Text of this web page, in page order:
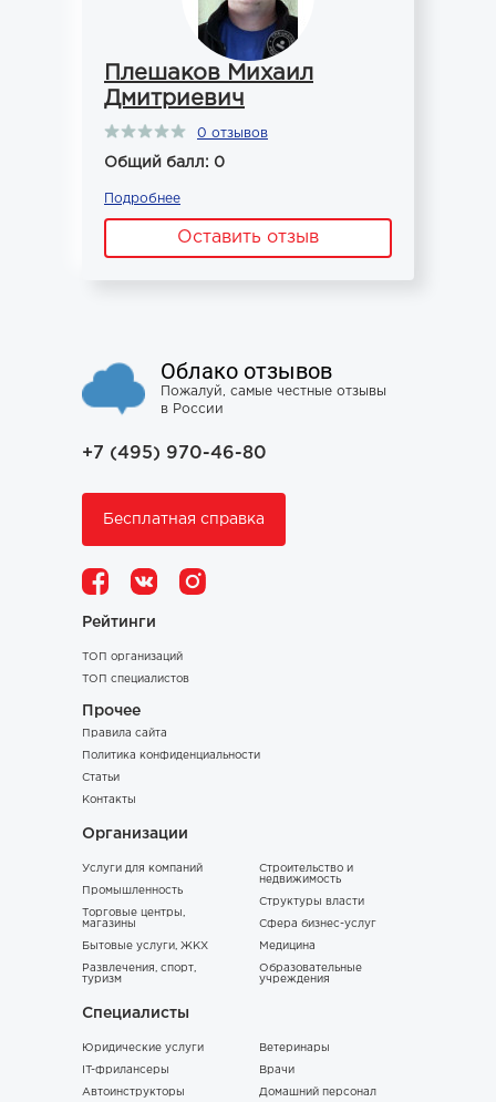
Плешаков Михаил
Дмитриевич
0 отзывов
Общий балл: 0
Подробнее
Оставить отзыв
Облако отзывов
Пожалуй, самые честные отзывы
в России
+7 (495) 970-46-80
Бесплатная справка
Рейтинги
ТОП организаций
ТОП специалистов
Прочее
Правила сайта
Политика конфиденциальности
Статьи
Контакты
Организации
Услуги для компаний
Промышленность
Торговые центры,
магазины
Бытовые услуги, ЖКХ
Развлечения, спорт,
туризм
Строительство и
недвижимость
Структуры власти
Сфера бизнес-услуг
Медицина
Образовательные
учреждения
Специалисты
Юридические услуги
IT-фрилансеры
Автоинструкторы
Ветеринары
Врачи
Домашний персонал